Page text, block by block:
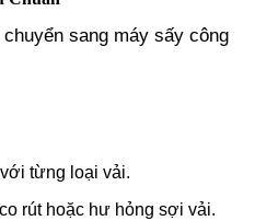
sang máy sấy công
từng loại vải.
rút hoặc hư hỏng sợi vải.